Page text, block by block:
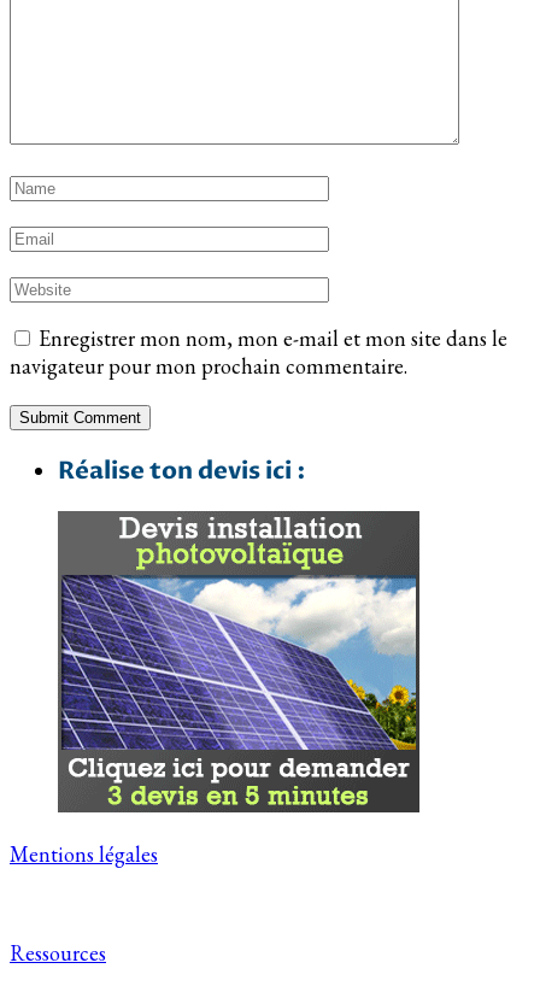
Enregistrer mon nom, mon e-mail et mon site dans le
navigateur pour mon prochain commentaire.
Réalise ton devis ici :
Mentions légales
Ressources